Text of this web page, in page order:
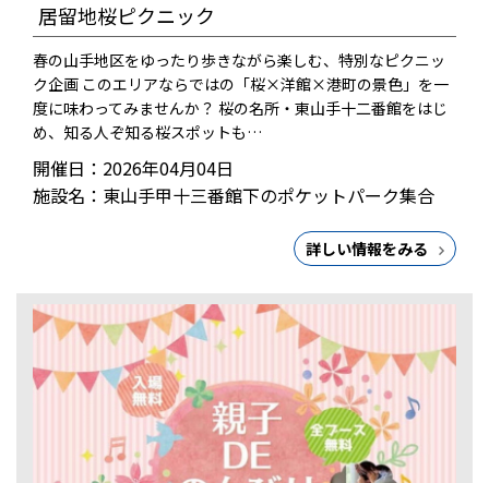
居留地桜ピクニック
春の山手地区をゆったり歩きながら楽しむ、特別なピクニッ
ク企画 このエリアならではの「桜×洋館×港町の景色」を一
度に味わってみませんか？ 桜の名所・東山手十二番館をはじ
め、知る人ぞ知る桜スポットも…
開催日：2026年04月04日
施設名：東山手甲十三番館下のポケットパーク集合
詳しい情報をみる